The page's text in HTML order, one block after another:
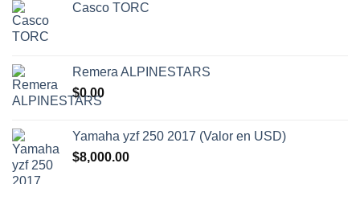
era:
Casco TORC
Remera ALPINESTARS
$0.00
Yamaha yzf 250 2017 (Valor en USD)
$8,000.00